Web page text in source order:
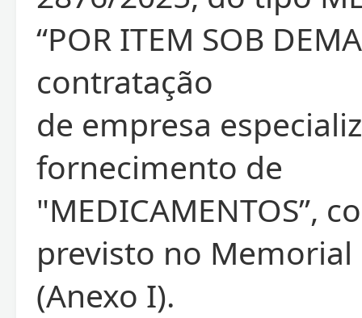
“POR ITEM SOB
contratação
de empresa
fornecimento de
"MEDICAMENTOS”,
previsto no
(Anexo I).